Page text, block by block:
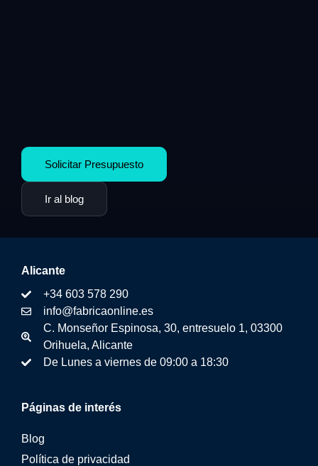
Solicitar Presupuesto
Ir al blog
Páginas de interés
Blog
Política de privacidad
Alicante
+34 603 578 290
info@fabricaonline.es
C. Monseñor Espinosa, 30, entresuelo 1, 03300
Orihuela, Alicante
De Lunes a viernes de 09:00 a 18:30